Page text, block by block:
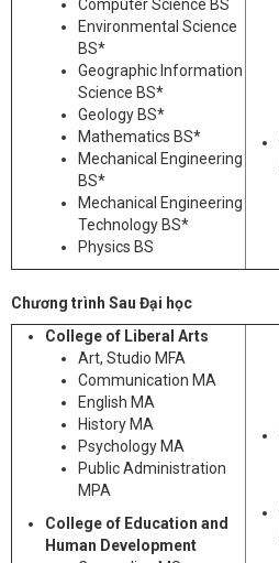
Computer Science BS
Environmental Science
BS*
Geographic Information
Science BS*
Geology BS*
Mathematics BS*
Mechanical Engineering
BS*
Mechanical Engineering
Technology BS*
Physics BS
Chương trình Sau Đại học
College of Liberal Arts
Art, Studio MFA
Communication MA
English MA
History MA
Psychology MA
Public Administration
MPA
College of Education and
Human Development